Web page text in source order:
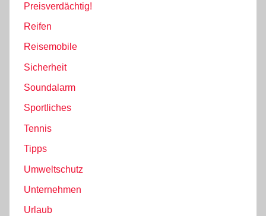
Preisverdächtig!
Reifen
Reisemobile
Sicherheit
Soundalarm
Sportliches
Tennis
Tipps
Umweltschutz
Unternehmen
Urlaub